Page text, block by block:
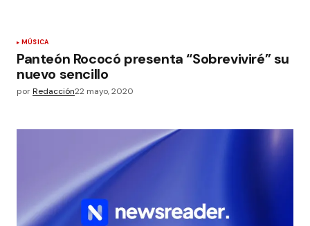
MÚSICA
Panteón Rococó presenta “Sobreviviré” su
nuevo sencillo
porRedacción22 mayo, 2020